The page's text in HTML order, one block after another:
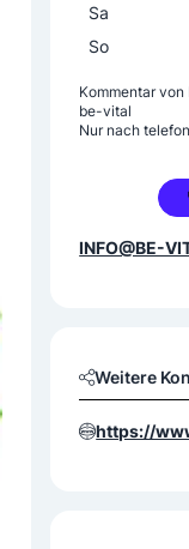
Sa
So
Kommentar von
be-vital
Nur nach
+43 660
INFO@BE-
Weitere
https://